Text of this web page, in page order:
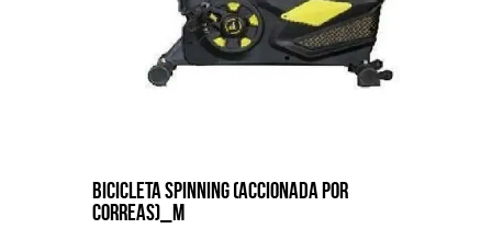
BICICLETA SPINNING (ACCIONADA POR
CORREAS)_M